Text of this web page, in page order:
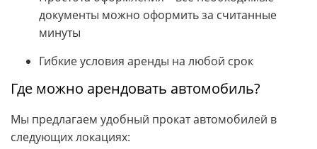
документы можно оформить за считанные
минуты
Гибкие условия аренды на любой срок
Где можно арендовать автомобиль?
Мы предлагаем удобный прокат автомобилей в
следующих локациях: